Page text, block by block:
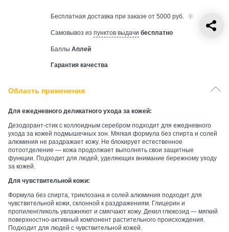
Бесплатная доставка при заказе от 5000 руб.
Самовывоз из пунктов выдачи бесплатно
Баллы Аплей
Гарантия качества
Область применения
Для ежедневного деликатного ухода за кожей:
Дезодорант-стик с коллоидным серебром подходит для ежедневного
ухода за кожей подмышечных зон. Мягкая формула без спирта и солей
алюминия не раздражает кожу. Не блокирует естественное
потоотделение — кожа продолжает выполнять свои защитные
функции. Подходит для людей, уделяющих внимание бережному уходу
за кожей.
Для чувствительной кожи:
Формула без спирта, триклозана и солей алюминия подходит для
чувствительной кожи, склонной к раздражениям. Глицерин и
пропиленгликоль увлажняют и смягчают кожу. Декил глюкозид — мягкий
поверхностно-активный компонент растительного происхождения.
Подходит для людей с чувствительной кожей.